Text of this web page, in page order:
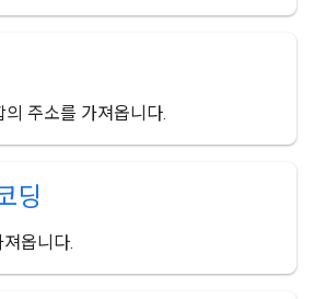
주소를 가져옵니다.
딩
옵니다.